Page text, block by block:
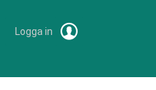
Logga in